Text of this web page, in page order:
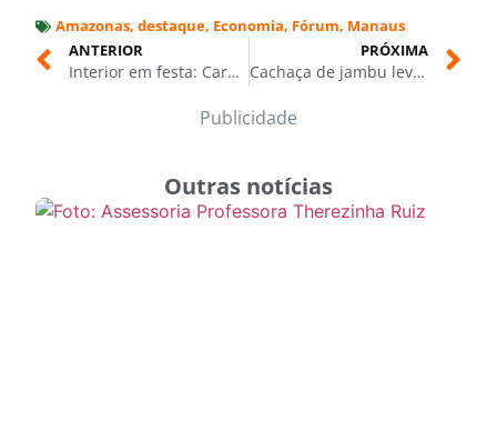
Amazonas, destaque, Economia, Fórum, Manaus
ANTERIOR
Interior em festa: Carauari conquista sexto título do Intermunicipal e vira referência no esporte amazonense
PRÓXIMA
Cachaça de jambu leva sabor amazônico e paixão pelos bumbás para o Festival de Parintins 2026
Publicidade
Outras notícias